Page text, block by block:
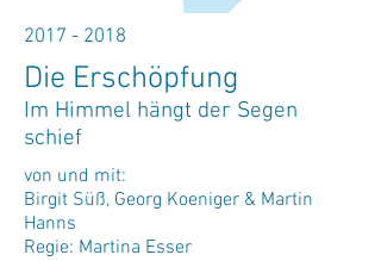
2017 - 2018
Die Erschöpfung
Im Himmel hängt der Segen
schief
von und mit:
Birgit Süß, Georg Koeniger & Martin
Hanns
Regie: Martina Esser